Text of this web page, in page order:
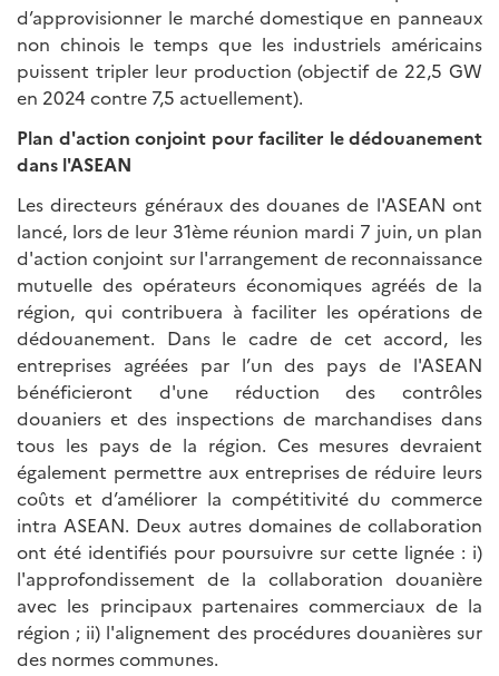
d’approvisionner le marché domestique en panneaux
non chinois le temps que les industriels américains
puissent tripler leur production (objectif de 22,5 GW
en 2024 contre 7,5 actuellement).
Plan d'action conjoint pour faciliter le dédouanement
dans l'ASEAN
Les directeurs généraux des douanes de l'ASEAN ont
lancé, lors de leur 31ème réunion mardi 7 juin, un plan
d'action conjoint sur l'arrangement de reconnaissance
mutuelle des opérateurs économiques agréés de la
région, qui contribuera à faciliter les opérations de
dédouanement. Dans le cadre de cet accord, les
entreprises agréées par l’un des pays de l'ASEAN
bénéficieront d'une réduction des contrôles
douaniers et des inspections de marchandises dans
tous les pays de la région. Ces mesures devraient
également permettre aux entreprises de réduire leurs
coûts et d’améliorer la compétitivité du commerce
intra ASEAN. Deux autres domaines de collaboration
ont été identifiés pour poursuivre sur cette lignée : i)
l'approfondissement de la collaboration douanière
avec les principaux partenaires commerciaux de la
région ; ii) l'alignement des procédures douanières sur
des normes communes.